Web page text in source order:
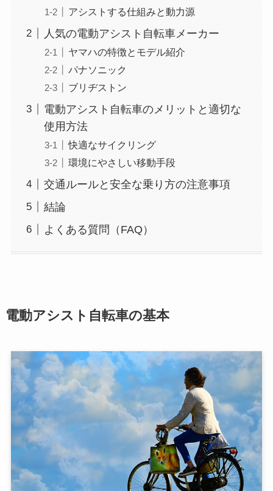
アシストする仕組みと動力源
人気の電動アシスト自転車メーカー
ヤマハの特徴とモデル紹介
パナソニック
ブリヂストン
電動アシスト自転車のメリットと適切な
使用方法
快適なサイクリング
環境にやさしい移動手段
交通ルールと安全な乗り方の注意事項
結論
よくある質問（FAQ）
電動アシスト自転車の基本